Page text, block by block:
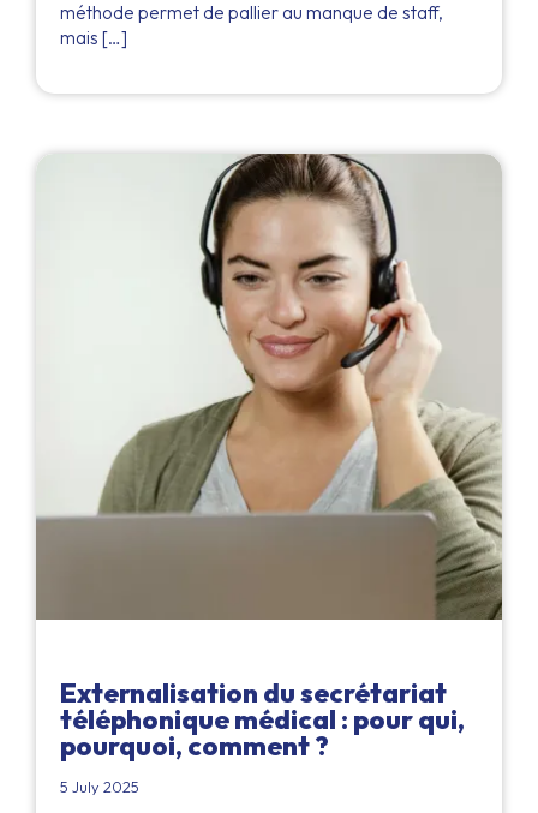
méthode permet de pallier au manque de staff,
mais […]
Externalisation du secrétariat
téléphonique médical : pour qui,
pourquoi, comment ?
5 July 2025